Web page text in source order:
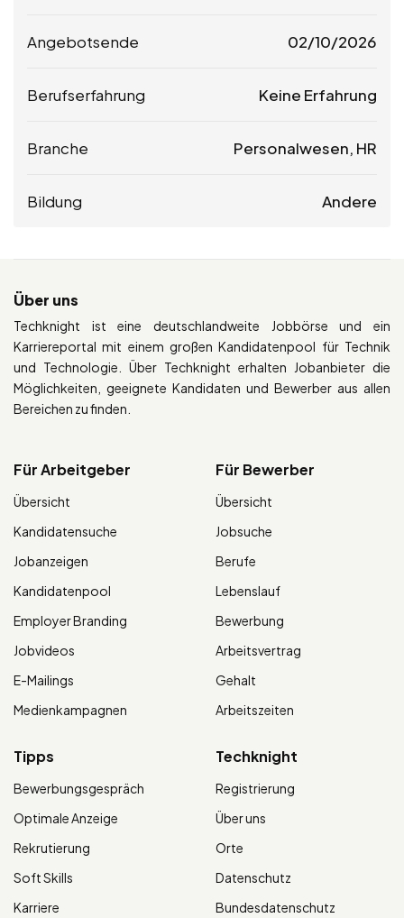
Angebotsende 02/10/2026
Berufserfahrung Keine Erfahrung
Branche Personalwesen, HR
Bildung Andere
Über uns
Techknight ist eine deutschlandweite Jobbörse und ein
Karriereportal mit einem großen Kandidatenpool für Technik
und Technologie. Über Techknight erhalten Jobanbieter die
Möglichkeiten, geeignete Kandidaten und Bewerber aus allen
Bereichen zu finden.
Für Arbeitgeber
Übersicht
Kandidatensuche
Jobanzeigen
Kandidatenpool
Employer Branding
Jobvideos
E-Mailings
Medienkampagnen
Für Bewerber
Übersicht
Jobsuche
Berufe
Lebenslauf
Bewerbung
Arbeitsvertrag
Gehalt
Arbeitszeiten
Tipps
Bewerbungsgespräch
Optimale Anzeige
Rekrutierung
Soft Skills
Karriere
Techknight
Registrierung
Über uns
Orte
Datenschutz
Bundesdatenschutz